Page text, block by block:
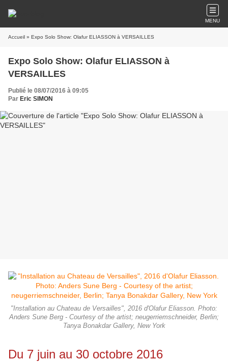
MENU
Accueil » Expo Solo Show: Olafur ELIASSON à VERSAILLES
Expo Solo Show: Olafur ELIASSON à
VERSAILLES
Publié le 08/07/2016 à 09:05
Par Eric SIMON
"Installation au Chateau de Versailles", 2016 d'Olafur Eliasson. Photo:
Anders Sune Berg - Courtesy of the artist; neugerriemschneider, Berlin;
Tanya Bonakdar Gallery, New York
Du 7 juin au 30 octobre 2016